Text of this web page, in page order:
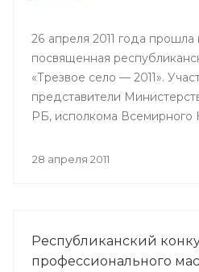
26 апреля 2011 года
посвященная
«Трезвое село — 2011».
представители
РБ, исполкома Всемирного
Башкортостан».
28 апреля 2011
Республиканский
профессионального